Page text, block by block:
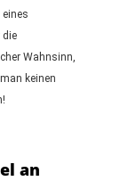
die
Wahnsinn,
keinen
an